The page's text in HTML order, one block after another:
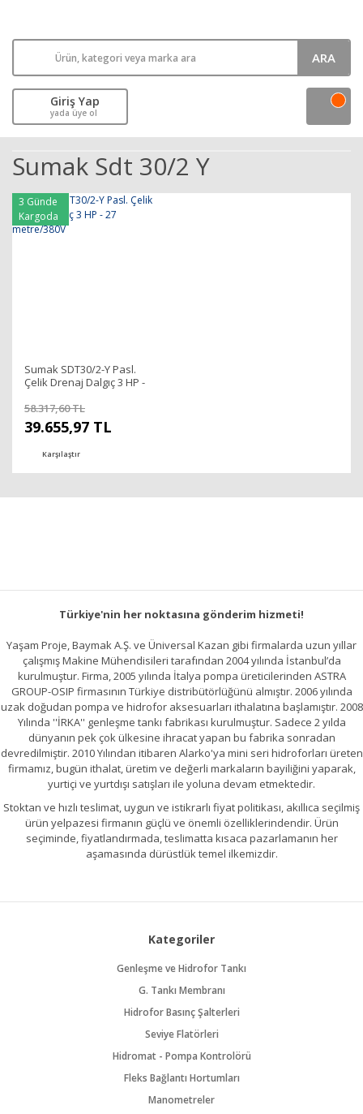
ARA
Giriş Yap
yada üye ol
Sumak Sdt 30/2 Y
3 Günde
Kargoda
Sumak SDT30/2-Y Pasl.
Çelik Drenaj Dalgıç 3 HP -
58.317,60 TL
39.655,97 TL
Karşılaştır
Türkiye'nin her noktasına gönderim hizmeti!
Yaşam Proje, Baymak A.Ş. ve Üniversal Kazan gibi firmalarda uzun yıllar
çalışmış Makine Mühendisileri tarafından 2004 yılında İstanbul’da
kurulmuştur. Firma, 2005 yılında İtalya pompa üreticilerinden ASTRA
GROUP-OSIP firmasının Türkiye distribütörlüğünü almıştır. 2006 yılında
uzak doğudan pompa ve hidrofor aksesuarları ithalatına başlamıştır. 2008
Yılında ''İRKA'' genleşme tankı fabrikası kurulmuştur. Sadece 2 yılda
dünyanın pek çok ülkesine ihracat yapan bu fabrika sonradan
devredilmiştir. 2010 Yılından itibaren Alarko'ya mini seri hidroforları üreten
firmamız, bugün ithalat, üretim ve değerli markaların bayiliğini yaparak,
yurtiçi ve yurtdışı satışları ile yoluna devam etmektedir.
Stoktan ve hızlı teslimat, uygun ve istikrarlı fiyat politikası, akıllıca seçilmiş
ürün yelpazesi firmanın güçlü ve önemli özelliklerindendir. Ürün
seçiminde, fiyatlandırmada, teslimatta kısaca pazarlamanın her
aşamasında dürüstlük temel ilkemizdir.
Kategoriler
Genleşme ve Hidrofor Tankı
G. Tankı Membranı
Hidrofor Basınç Şalterleri
Seviye Flatörleri
Hidromat - Pompa Kontrolörü
Fleks Bağlantı Hortumları
Manometreler